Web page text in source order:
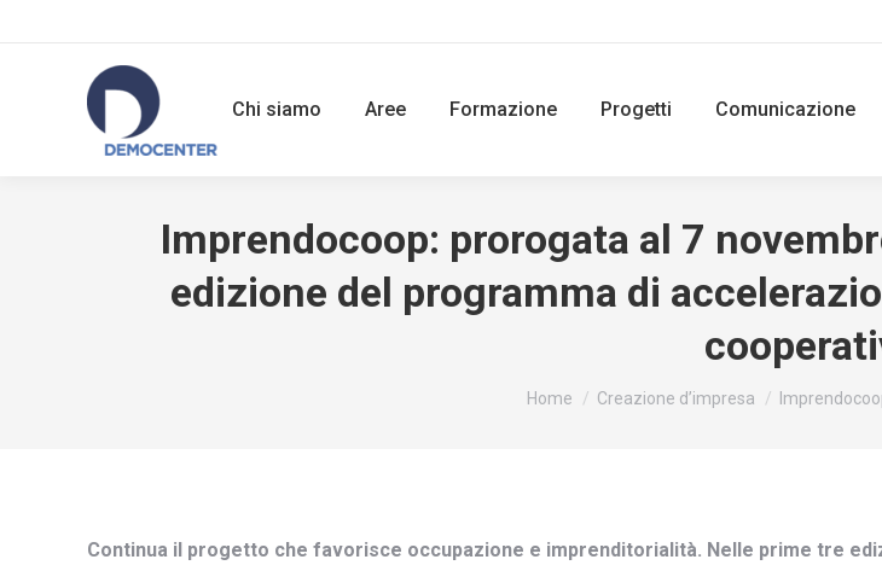
Chi siamo Aree Formazione Progetti Comunicazione
Imprendocoop: prorogata al 7
edizione del programma di
You are here:
Home Creazione d’impresa
Continua il progetto che favorisce occupazione e imprenditorialità. Nelle prime tre